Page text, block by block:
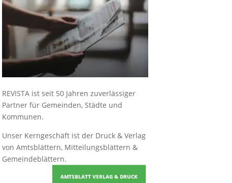
REVISTA ist seit 50 Jahren zuverlässiger
Partner für Gemeinden, Städte und
Kommunen.
Unser Kerngeschäft ist der Druck & Verlag
von Amtsblättern, Mitteilungsblättern &
Gemeindeblättern.
AMTSBLATT VERLAG & DRUCK